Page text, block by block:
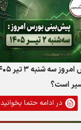
است؟
در ادامه حتما بخوانید